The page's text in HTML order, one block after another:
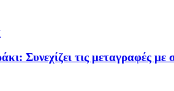
Συνεχίζει τις μεταγραφές με